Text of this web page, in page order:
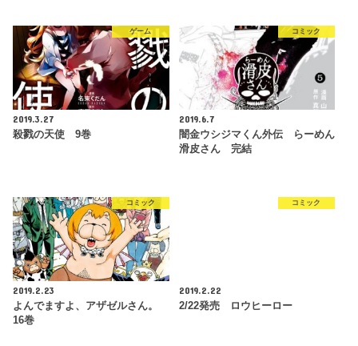
ゲーム
2019.3.27
殺戮の天使 9巻
コミック
2019.6.7
闇金ウシジマくん外伝 らーめん
滑皮さん 完結
コミック
2019.2.23
よんでますよ、アザゼルさん。
16巻
コミック
2019.2.22
2/22発売 ロウヒーロー